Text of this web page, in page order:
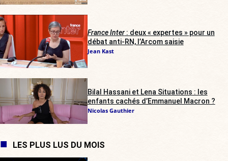
France Inter: deux « expertes » pour un
débat anti-RN, l’Arcom saisie
Jean Kast
Bilal Hassani et Lena Situations : les
enfants cachés d’Emmanuel Macron ?
Nicolas Gauthier
LES PLUS LUS DU MOIS